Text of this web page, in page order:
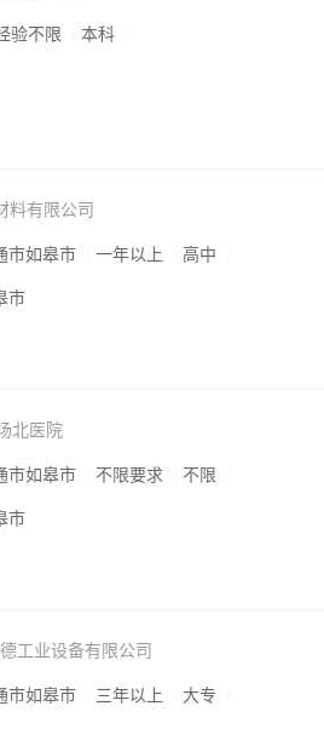
验不限 本科
料有限公司
市如皋市 一年以上 高中
市
北医院
市如皋市 不限要求 不限
市
工业设备有限公司
市如皋市 三年以上 大专